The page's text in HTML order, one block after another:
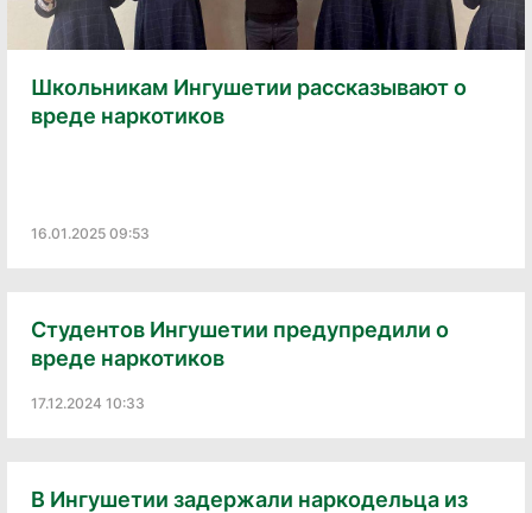
Школьникам Ингушетии рассказывают о
вреде наркотиков
16.01.2025 09:53
Студентов Ингушетии предупредили о
вреде наркотиков
17.12.2024 10:33
В Ингушетии задержали наркодельца из